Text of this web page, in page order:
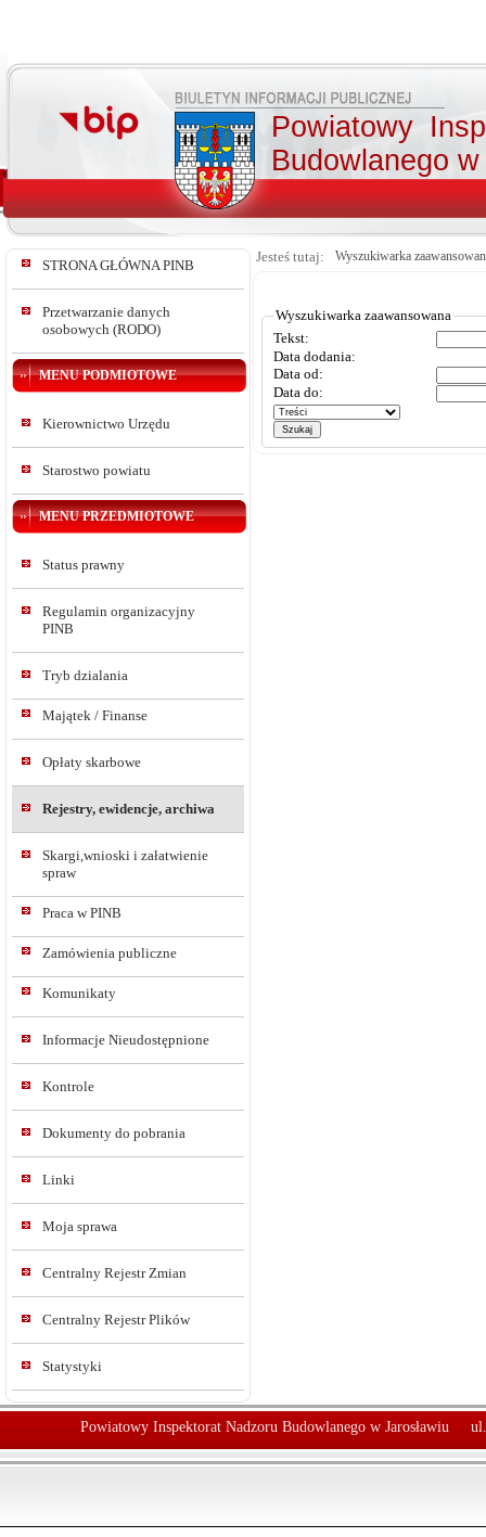
Powiatowy
Budowlanego w
STRONA GŁÓWNA PINB
Przetwarzanie danych
osobowych (RODO)
MENU PODMIOTOWE
Kierownictwo Urzędu
Starostwo powiatu
MENU PRZEDMIOTOWE
Status prawny
Regulamin organizacyjny
PINB
Tryb dzialania
Majątek / Finanse
Opłaty skarbowe
Rejestry, ewidencje, archiwa
Skargi,wnioski i załatwienie
spraw
Praca w PINB
Zamówienia publiczne
Komunikaty
Informacje Nieudostępnione
Kontrole
Dokumenty do pobrania
Linki
Moja sprawa
Centralny Rejestr Zmian
Centralny Rejestr Plików
Statystyki
Jesteś tutaj: Wyszukiwarka
Wyszukiwarka zaawansowana
Tekst:
Data dodania:
Data od:
Data do:
Powiatowy Inspektorat Nadzoru Budowlanego w Jarosławiu